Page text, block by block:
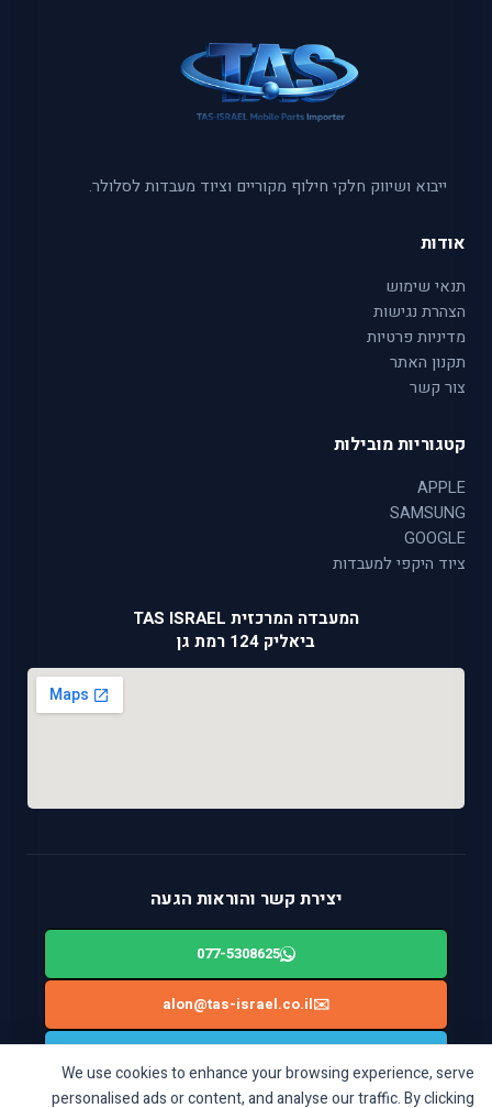
We use cookies to enhance your browsing experience, serve
personalised ads or content, and analyse our traffic. By clicking
ייבוא ושיווק חלקי חילוף מקוריים וציוד מעבדות לסלולר.
אודות
תנאי שימוש
הצהרת נגישות
מדיניות פרטיות
תקנון האתר
צור קשר
קטגוריות מובילות
APPLE
SAMSUNG
GOOGLE
ציוד היקפי למעבדות
המעבדה המרכזית TAS ISRAEL
ביאליק 124 רמת גן
יצירת קשר והוראות הגעה
077-5308625
✉️
alon@tas-israel.co.il